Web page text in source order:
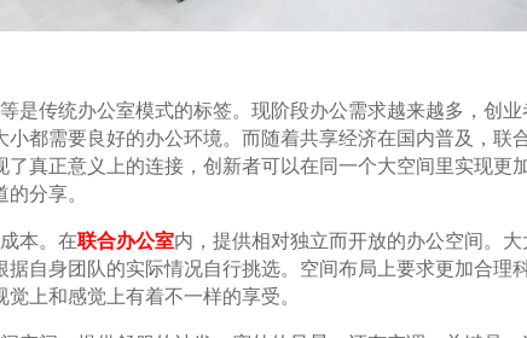
传统办公室模式的标签。现阶段办公需求越来越多，创业
都需要良好的办公环境。而随着共享经济在国内普及，联
真正意义上的连接，创新者可以在同一个大空间里实现更
分享。
本。在联合办公室内，提供相对独立而开放的办公空间。
自身团队的实际情况自行挑选。空间布局上要求更加合理
上和感觉上有着不一样的享受。